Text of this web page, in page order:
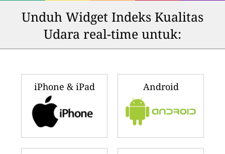
Unduh Widget Indeks Kualitas
Udara real-time untuk:
iPhone & iPad Android